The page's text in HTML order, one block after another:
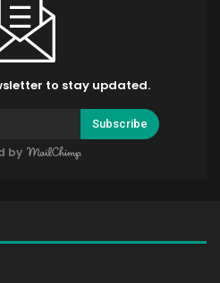
to stay updated.
Subscribe
by